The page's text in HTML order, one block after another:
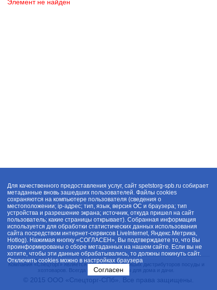
Элемент не найден
Компания «Спецторг» является одним из крупнейших дистрибуторов посуды и
хозтоваров. Всегда в наличии товары для дома и дачи.
© 2015 ООО «Спецторг-СПб». Все права защищены.
Для качественного предоставления услуг, сайт spetstorg-spb.ru собирает
метаданные вновь зашедших пользователей. Файлы cookies
сохраняются на компьютере пользователя (сведения о
местоположении; ip-адрес; тип, язык, версия ОС и браузера; тип
устройства и разрешение экрана; источник, откуда пришел на сайт
пользователь; какие страницы открывает). Собранная информация
используется для обработки статистических данных использования
сайта посредством интернет-сервисов LiveInternet, Яндекс.Метрика,
Hotlog). Нажимая кнопку «СОГЛАСЕН», Вы подтверждаете то, что Вы
проинформированы о сборе метаданных на нашем сайте. Если вы не
хотите, чтобы эти данные обрабатывались, то должны покинуть сайт.
Отключить cookies можно в настройках браузера
Согласен